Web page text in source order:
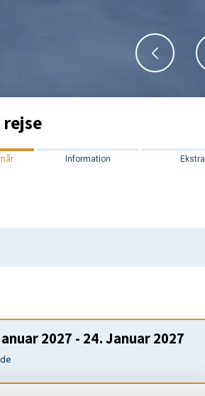
Information Ekstra
2027 - 24. Januar 2027